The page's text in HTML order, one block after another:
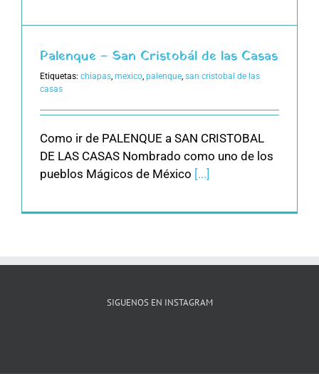
Palenque – San Cristobál de las Casas
Etiquetas: chiapas, mexico, palenque, san cristobal de las
casas
Como ir de PALENQUE a SAN CRISTOBAL
DE LAS CASAS Nombrado como uno de los
pueblos Mágicos de México [...]
SIGUENOS EN INSTAGRAM